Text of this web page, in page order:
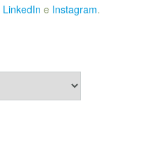
LinkedIn e Instagram.